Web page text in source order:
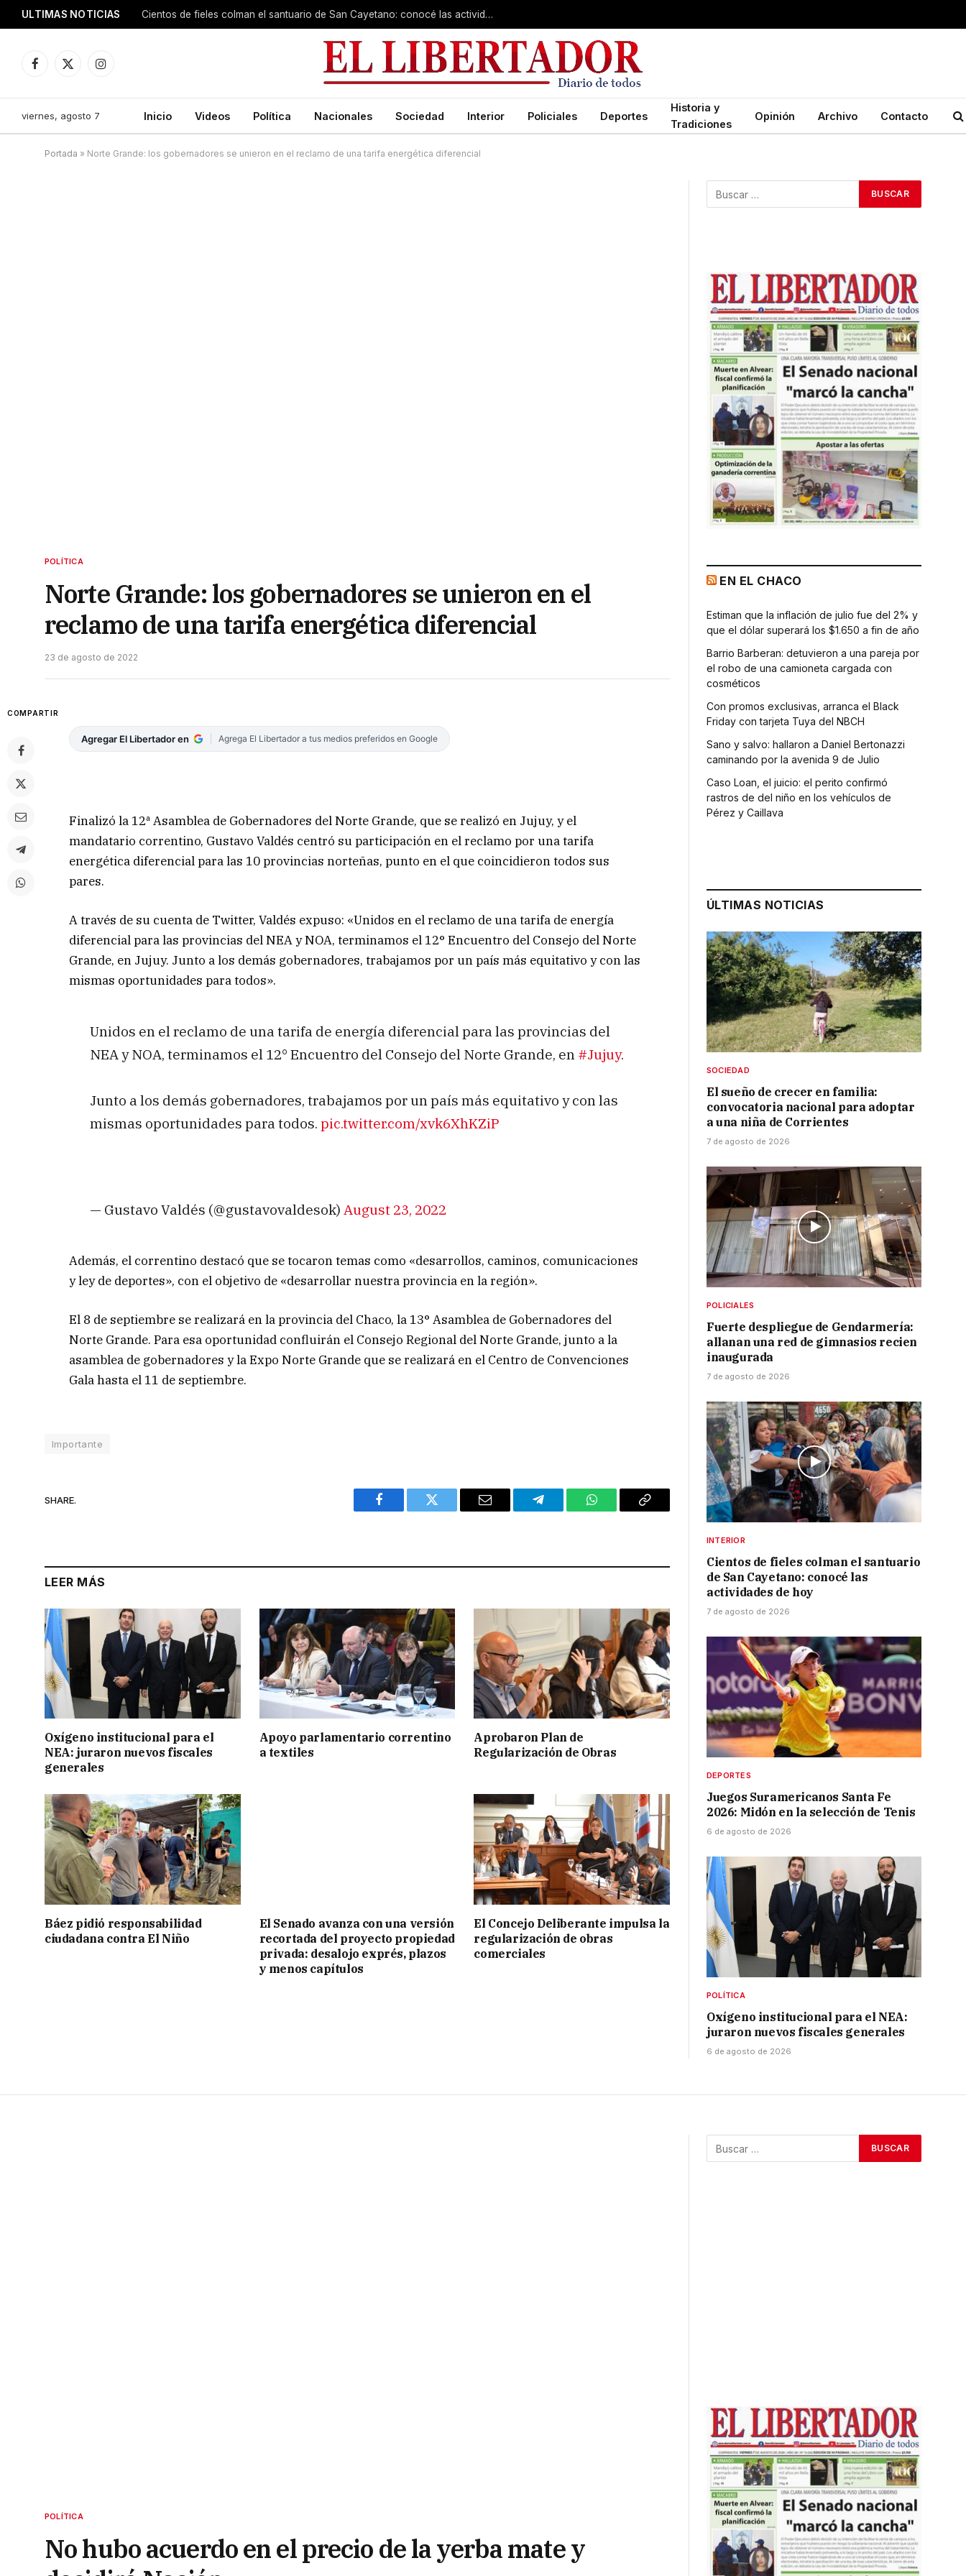
ULTIMAS NOTICIAS Cientos de fieles colman el santuario de San Cayetano: conocé las actividades de hoy
Facebook
X
Instagram
viernes, agosto 7 Inicio Videos Política Nacionales Sociedad Interior Policiales Deportes
Historia y
Tradiciones
Opinión Archivo Contacto
Portada » Norte Grande: los gobernadores se unieron en el reclamo de una tarifa energética diferencial
POLÍTICA
Norte Grande: los gobernadores se unieron en el
reclamo de una tarifa energética diferencial
23 de agosto de 2022
COMPARTIR
Agregar El Libertador en Agrega El Libertador a tus medios preferidos en Google
Finalizó la 12ª Asamblea de Gobernadores del Norte Grande, que se realizó en Jujuy, y el
mandatario correntino, Gustavo Valdés centró su participación en el reclamo por una tarifa
energética diferencial para las 10 provincias norteñas, punto en el que coincidieron todos sus
pares.
A través de su cuenta de Twitter, Valdés expuso: «Unidos en el reclamo de una tarifa de energía
diferencial para las provincias del NEA y NOA, terminamos el 12° Encuentro del Consejo del Norte
Grande, en Jujuy. Junto a los demás gobernadores, trabajamos por un país más equitativo y con las
mismas oportunidades para todos».
Unidos en el reclamo de una tarifa de energía diferencial para las provincias del
NEA y NOA, terminamos el 12° Encuentro del Consejo del Norte Grande, en #Jujuy.
Junto a los demás gobernadores, trabajamos por un país más equitativo y con las
mismas oportunidades para todos. pic.twitter.com/xvk6XhKZiP
— Gustavo Valdés (@gustavovaldesok) August 23, 2022
Además, el correntino destacó que se tocaron temas como «desarrollos, caminos, comunicaciones
y ley de deportes», con el objetivo de «desarrollar nuestra provincia en la región».
El 8 de septiembre se realizará en la provincia del Chaco, la 13° Asamblea de Gobernadores del
Norte Grande. Para esa oportunidad confluirán el Consejo Regional del Norte Grande, junto a la
asamblea de gobernadores y la Expo Norte Grande que se realizará en el Centro de Convenciones
Gala hasta el 11 de septiembre.
Importante
SHARE.
Facebook Twitter Email Telegram WhatsAppCopy
LEER MÁS
Oxígeno institucional para el
NEA: juraron nuevos fiscales
generales
Apoyo parlamentario correntino
a textiles
Aprobaron Plan de
Regularización de Obras
Báez pidió responsabilidad
ciudadana contra El Niño
El Senado avanza con una versión
recortada del proyecto propiedad
privada: desalojo exprés, plazos
y menos capítulos
El Concejo Deliberante impulsa la
regularización de obras
comerciales
EN EL CHACO
Estiman que la inflación de julio fue del 2% y
que el dólar superará los $1.650 a fin de año
Barrio Barberan: detuvieron a una pareja por
el robo de una camioneta cargada con
cosméticos
Con promos exclusivas, arranca el Black
Friday con tarjeta Tuya del NBCH
Sano y salvo: hallaron a Daniel Bertonazzi
caminando por la avenida 9 de Julio
Caso Loan, el juicio: el perito confirmó
rastros de del niño en los vehículos de
Pérez y Caillava
ÚLTIMAS NOTICIAS
SOCIEDAD
El sueño de crecer en familia:
convocatoria nacional para adoptar
a una niña de Corrientes
7 de agosto de 2026
POLICIALES
Fuerte despliegue de Gendarmería:
allanan una red de gimnasios recien
inaugurada
7 de agosto de 2026
INTERIOR
Cientos de fieles colman el santuario
de San Cayetano: conocé las
actividades de hoy
7 de agosto de 2026
DEPORTES
Juegos Suramericanos Santa Fe
2026: Midón en la selección de Tenis
6 de agosto de 2026
POLÍTICA
Oxígeno institucional para el NEA:
juraron nuevos fiscales generales
6 de agosto de 2026
POLÍTICA
No hubo acuerdo en el precio de la yerba mate y